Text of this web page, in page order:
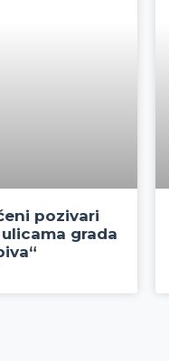
pozivari
grada